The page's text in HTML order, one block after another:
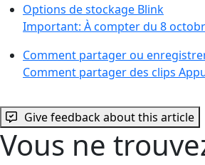
Options de stockage Blink
Important: À compter du 8
Comment partager ou
Comment partager des clips
Give feedback about this article
Vous ne